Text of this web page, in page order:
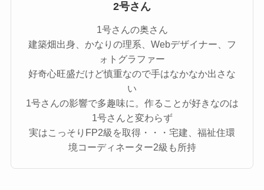
2号さん
1号さんの奥さん
建築畑出身、かなりの理系、Webデザイナー、フ
ォトグラファー
好奇心旺盛だけど慎重なので手はなかなか出さな
い
1号さんの影響で多趣味に。作ることが好きなのは
1号さんと変わらず
実はこっそりFP2級を取得・・・宅建、福祉住環
境コーディネーター2級も所持